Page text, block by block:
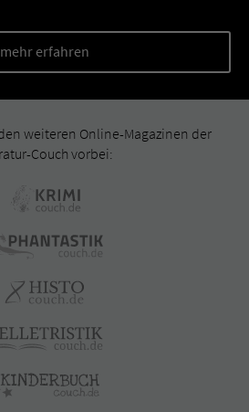
mehr erfahren
weiteren Online-Magazinen der
Couch vorbei: